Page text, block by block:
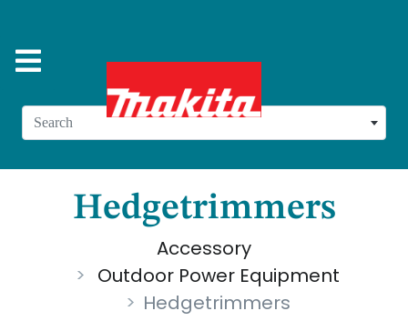
Search
Hedgetrimmers
Accessory
Outdoor Power Equipment
Hedgetrimmers